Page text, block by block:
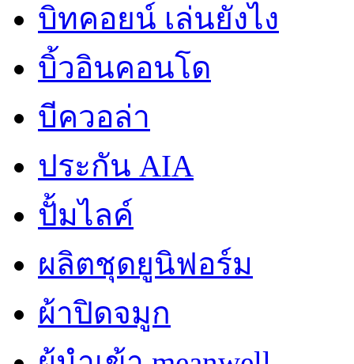
บิทคอยน์ เล่นยังไง
บิ้วอินคอนโด
บีควอล่า
ประกัน AIA
ปั้มไลค์
ผลิตชุดยูนิฟอร์ม
ผ้าปิดจมูก